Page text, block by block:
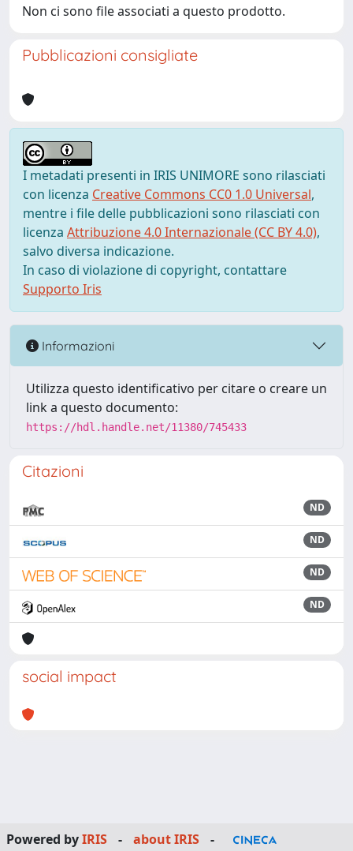
Non ci sono file associati a questo prodotto.
Pubblicazioni consigliate
I metadati presenti in IRIS UNIMORE sono rilasciati
con licenza Creative Commons CC0 1.0 Universal,
mentre i file delle pubblicazioni sono rilasciati con
licenza Attribuzione 4.0 Internazionale (CC BY 4.0),
salvo diversa indicazione.
In caso di violazione di copyright, contattare
Supporto Iris
Informazioni
Utilizza questo identificativo per citare o creare un
link a questo documento:
https://hdl.handle.net/11380/745433
Citazioni
ND
ND
ND
ND
social impact
Powered byIRIS - about IRIS
-